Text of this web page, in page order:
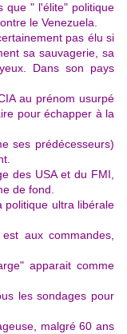
que " l'élite" politique
le Venezuela.
pas élu si
sa sauvagerie, sa
Dans son pays
au prénom usurpé
pour échapper à la
ses prédécesseurs)
des USA et du FMI,
de fond.
politique ultra libérale
aux commandes,
apparait comme
les sondages pour
malgré 60 ans